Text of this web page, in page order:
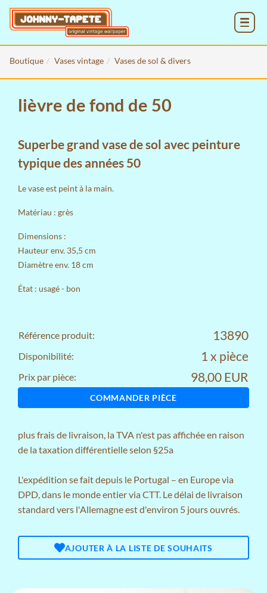
Boutique Vases vintage Vases de sol & divers
lièvre de fond de 50
Superbe grand vase de sol avec peinture
typique des années 50
Le vase est peint à la main.
Matériau : grès
Dimensions :
Hauteur env. 35,5 cm
Diamètre env. 18 cm
État : usagé - bon
Référence produit: 13890
Disponibilité: 1 x pièce
Prix par pièce: 98,00 EUR
COMMANDER PIÈCE
plusfrais de livraison, la TVA n'est pas affichée en raison
de la taxation différentielle selon §25a
L'expédition se fait depuis le Portugal – en Europe via
DPD, dans le monde entier via CTT. Le délai de livraison
standard vers l'Allemagne est d'environ 5 jours ouvrés.
AJOUTER À LA LISTE DE SOUHAITS